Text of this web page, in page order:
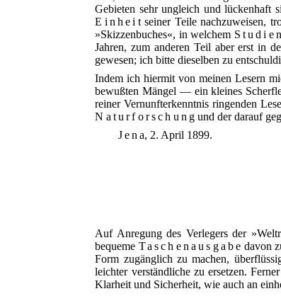
Gebieten sehr ungleich und lückenhaft
Einheitseiner Teile nachzuweisen,
»Skizzenbuches«, in welchem Studien
Jahren, zum anderen Teil aber erst in
gewesen; ich bitte dieselben zu
Indem ich hiermit von meinen Lesern
bewußten Mängel — ein kleines
reiner Vernunfterkenntnis ringenden
Naturforschung und der darauf
Jena, 2. April 1899.
Auf Anregung des Verlegers der
bequeme Taschenausgabe davon
Form zugänglich zu machen,
leichter verständliche zu ersetzen.
Klarheit und Sicherheit, wie auch an